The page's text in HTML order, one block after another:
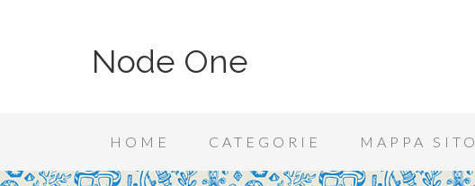
Node One
HOME CATEGORIE MAPPA SITO